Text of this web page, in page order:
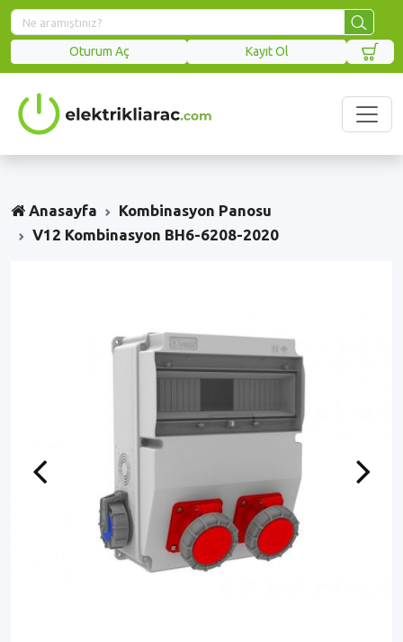
Oturum Aç Kayıt Ol
Anasayfa
Kombinasyon Panosu
V12 Kombinasyon BH6-6208-2020
Previous Next